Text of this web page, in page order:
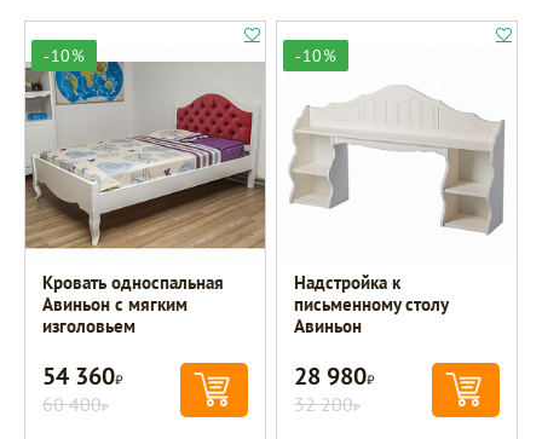
-10%
Кровать односпальная
Авиньон с мягким
изголовьем
54 360Р
60 400Р
-10%
Надстройка к
письменному столу
Авиньон
28 980Р
32 200Р